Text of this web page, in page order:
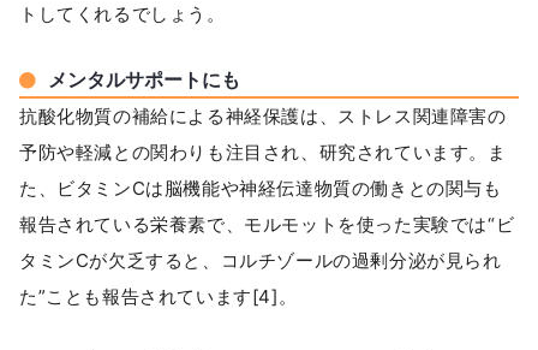
トしてくれるでしょう。
メンタルサポートにも
抗酸化物質の補給による神経保護は、ストレス関連障害の
予防や軽減との関わりも注目され、研究されています。ま
た、ビタミンCは脳機能や神経伝達物質の働きとの関与も
報告されている栄養素で、モルモットを使った実験では“ビ
タミンCが欠乏すると、コルチゾールの過剰分泌が見られ
た”ことも報告されています[4]。